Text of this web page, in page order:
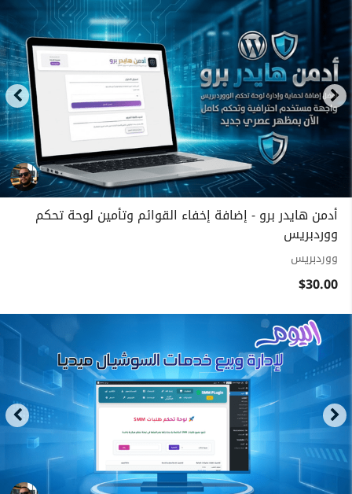
أدمن هايدر برو - إضافة إخفاء القوائم وتأمين لوحة تحكم
ووردبريس
ووردبريس
$30.00